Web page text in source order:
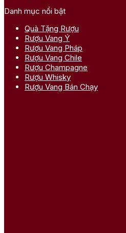
Danh mục nổi bật
Quà Tặng Rượu
Rượu Vang Ý
Rượu Vang Pháp
Rượu Vang Chile
Rượu Champagne
Rượu Whisky
Rượu Vang Bán Chạy